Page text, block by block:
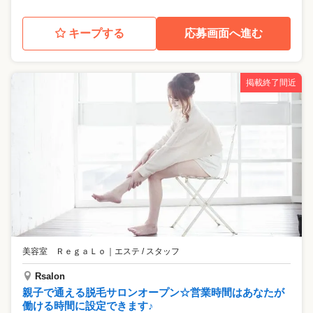
キープする 応募画面へ進む
掲載終了間近
美容室 ＲｅｇａＬｏ エステ / スタッフ
Rsalon
親子で通える脱毛サロンオープン☆営業時間はあなたが
働ける時間に設定できます♪